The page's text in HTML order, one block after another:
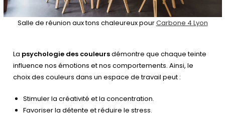
Salle de réunion aux tons chaleureux pourCarbone 4 Lyon
La psychologie des couleursdémontre que chaque teinte
influence nos émotions et nos comportements. Ainsi, le
choix des couleurs dans un espace de travail peut :
Stimuler la créativité et la concentration.
Favoriser la détente et réduire le stress.